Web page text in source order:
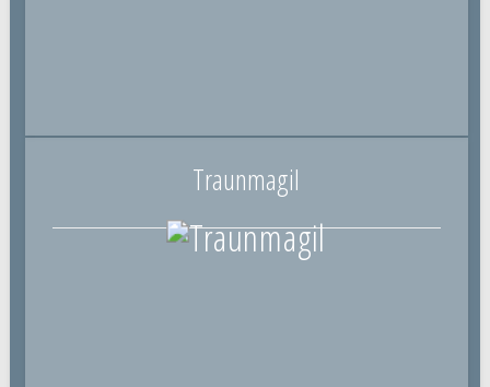
Traunmagil